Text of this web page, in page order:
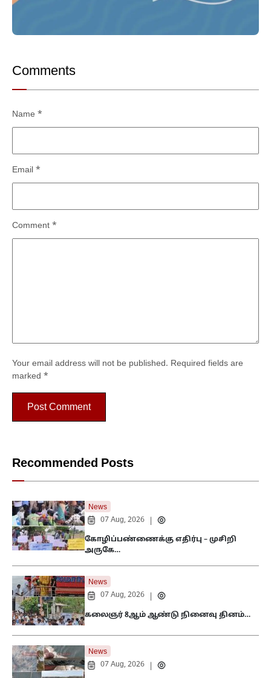
Comments
Your email address will not be published. Required fields are
marked *
Comment *
Name *
Email *
Recommended Posts
News
07 Aug, 2026
கோழிப்பண்ணைக்கு எதிர்பு – முசிறி
அருகே…
News
07 Aug, 2026
கலைஞர் 8ஆம் ஆண்டு நினைவு தினம்…
News
07 Aug, 2026